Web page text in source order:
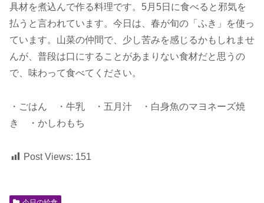
具材を煮込んで作る料理です。5月5日に食べると邪気を
払うと言われています。今日は、春が旬の「ふき」を使っ
ています。山菜の仲間で、少し苦みを感じるかもしれませ
んが、普段は口にすることがあまりない食材だと思うの
で、味わって食べてください。
・ごはん ・牛乳 ・五月汁 ・白身魚のマヨネーズ焼
き ・かしわもち
Post Views: 151